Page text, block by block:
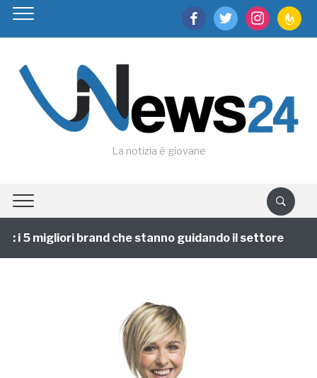
facebooktwitter instagram
La notizia è giovane
5 migliori brand che stanno guidando il settore